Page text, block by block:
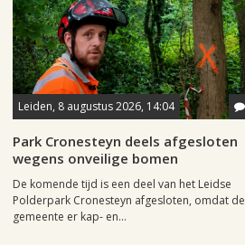
Leiden, 8 augustus 2026, 14:04
Park Cronesteyn deels afgesloten
wegens onveilige bomen
De komende tijd is een deel van het Leidse
Polderpark Cronesteyn afgesloten, omdat de
gemeente er kap- en...